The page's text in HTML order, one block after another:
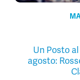
Un Posto
agosto: